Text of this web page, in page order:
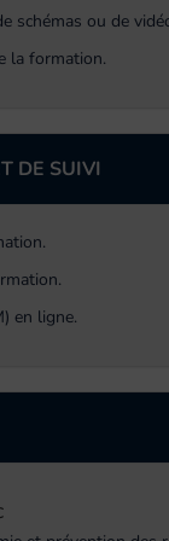
schémas ou de
la formation.
DE SUIVI
en ligne.